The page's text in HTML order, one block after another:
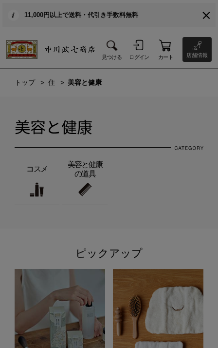
11,000円以上で送料・代引き手数料無料
見つける ログイン カート 店舗情報
トップ 住 美容と健康
美容と健康
コスメ
美容と健康
の道具
ピックアップ